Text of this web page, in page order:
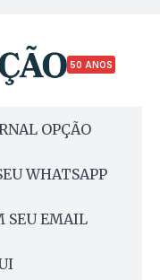
50 ANOS
OPÇÃO
WHATSAPP
SEU EMAIL